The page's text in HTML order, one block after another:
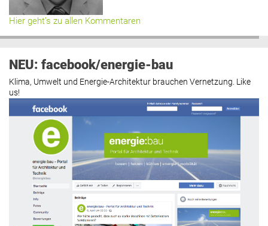
Hier geht’s zu allen Kommentaren
NEU: facebook/energie-bau
Klima, Umwelt und Energie-Architektur brauchen Vernetzung. Like
us!